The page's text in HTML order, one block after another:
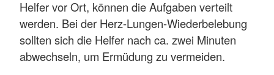
Helfer vor Ort, können die Aufgaben verteilt
werden. Bei der Herz-Lungen-Wiederbelebung
sollten sich die Helfer nach ca. zwei Minuten
abwechseln, um Ermüdung zu vermeiden.